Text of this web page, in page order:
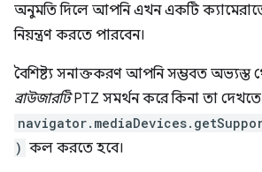
অনুমতি দিলে আপনি এখন একটি ক্যামেরাতে
নিয়ন্ত্রণ করতে পারবেন।
বৈশিষ্ট্য সনাক্তকরণ আপনি সম্ভবত অভ্যস্ত
ব্রাউজারটিPTZ সমর্থন করে কিনা তা
) কল করতে হবে।